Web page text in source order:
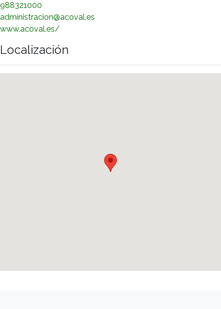
988321000
administracion@acoval.es
www.acoval.es/
Localización